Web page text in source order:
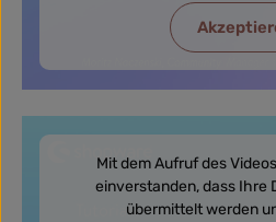
Mit dem Aufruf des
einverstanden, dass Ihre
übermittelt werden